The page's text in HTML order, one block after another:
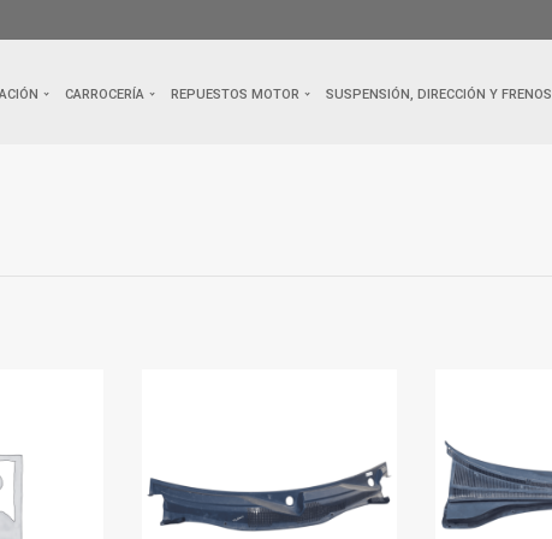
CARROCERÍA REPUESTOS MOTOR SUSPENSIÓN, DIRECCIÓN Y FRENOS